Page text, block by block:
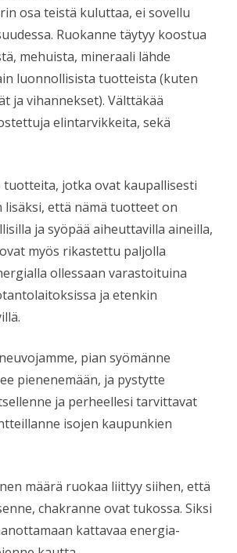
osa teistä kuluttaa, ei sovellu
Ruokanne täytyy koostua
mehuista, mineraali lähde
luonnollisista tuotteista (kuten
ja vihannekset). Välttäkää
elintarvikkeita, sekä
jotka ovat kaupallisesti
lisäksi, että nämä tuotteet on
ja syöpää aiheuttavilla aineilla,
myös rikastettu paljolla
ollessaan varastoituina
ja etenkin
pian syömänne
pienenemään, ja pystytte
ja perheellesi tarvittavat
isojen kaupunkien
määrä ruokaa liittyy siihen, että
chakranne ovat tukossa. Siksi
kattavaa energia-